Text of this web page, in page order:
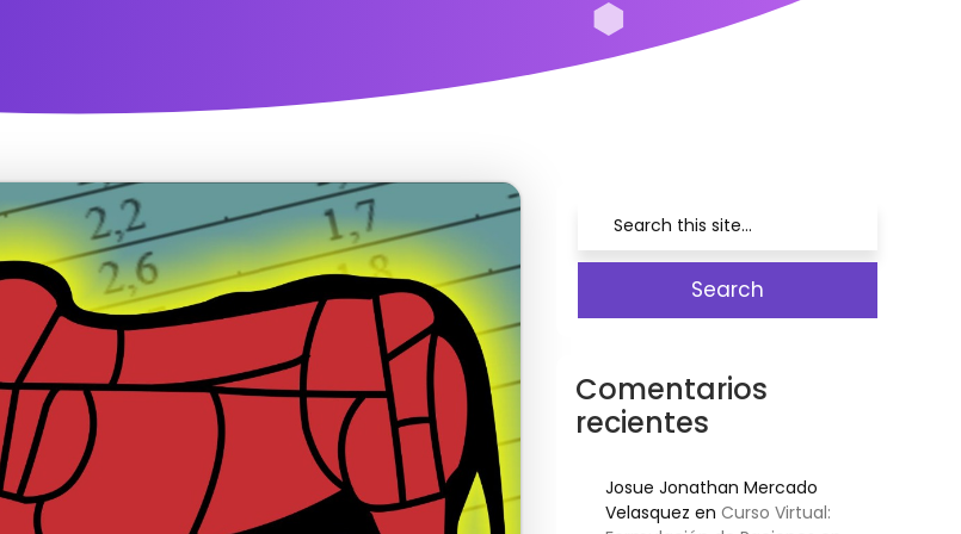
Comentarios
recientes
Josue Jonathan Mercado
Velasquez en Curso Virtual: